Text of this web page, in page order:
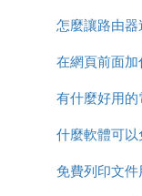
8、夢奇——胖達
二、法師：
2、武則天——海
3、小喬、周瑜
4、貂蟬——遇
5、羋月——白晶
法連
怎麼讓路由
網路連
在網頁前面
才能免
有什麼好用
免費
什麼軟體可
免費列印文